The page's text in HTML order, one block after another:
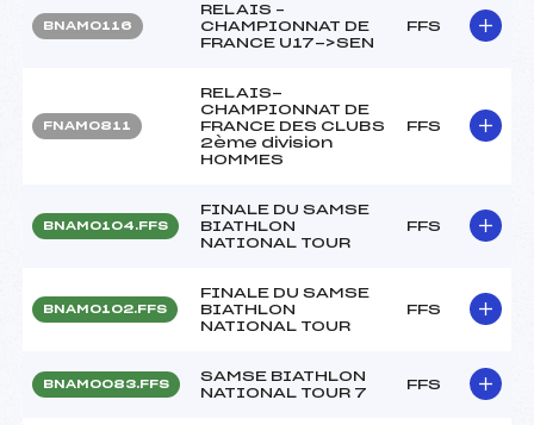
BNAM0116
RELAIS –
CHAMPIONNAT DE
FRANCE U17->SEN
FFS
FNAM0811
RELAIS-
CHAMPIONNAT DE
FRANCE DES CLUBS
2ème division
HOMMES
FFS
BNAM0104.FFS
FINALE DU SAMSE
BIATHLON
NATIONAL TOUR
FFS
BNAM0102.FFS
FINALE DU SAMSE
BIATHLON
NATIONAL TOUR
FFS
BNAM0083.FFS
SAMSE BIATHLON
NATIONAL TOUR 7
FFS